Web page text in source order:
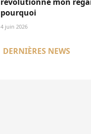
pourquoi
4 juin 2026
DERNIÈRES NEWS